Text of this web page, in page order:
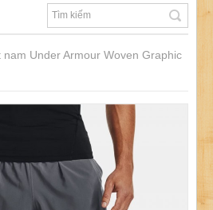
nam Under Armour Woven Graphic